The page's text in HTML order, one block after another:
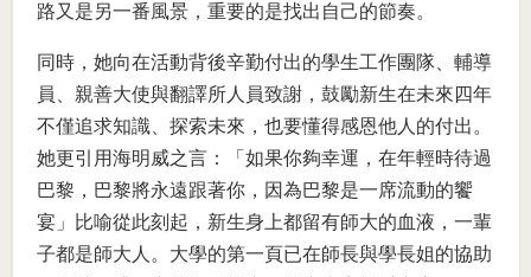
路又是另一番風景，重要的是找出自己的節奏。
同時，她向在活動背後辛勤付出的學生工作團隊、輔導
員、親善大使與翻譯所人員致謝，鼓勵新生在未來四年
不僅追求知識、探索未來，也要懂得感恩他人的付出。
她更引用海明威之言：「如果你夠幸運，在年輕時待過
巴黎，巴黎將永遠跟著你，因為巴黎是一席流動的饗
宴」比喻從此刻起，新生身上都留有師大的血液，一輩
子都是師大人。大學的第一頁已在師長與學長姐的協助